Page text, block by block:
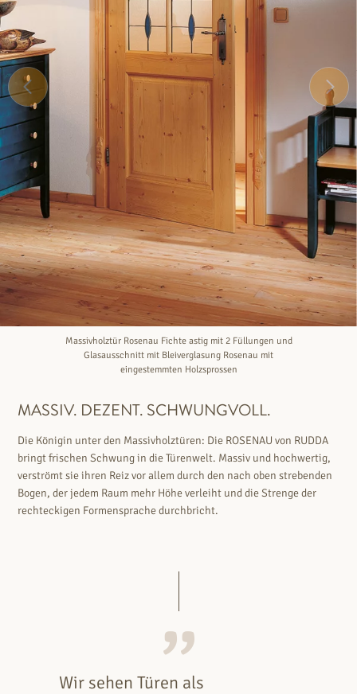
Massivholztür Rosenau Fichte astig mit 2 Füllungen und
Glasausschnitt mit Bleiverglasung Rosenau mit
eingestemmten Holzsprossen
MASSIV. DEZENT. SCHWUNGVOLL.
Die Königin unter den Massivholztüren: Die ROSENAU von RUDDA
bringt frischen Schwung in die Türenwelt. Massiv und hochwertig,
verströmt sie ihren Reiz vor allem durch den nach oben strebenden
Bogen, der jedem Raum mehr Höhe verleiht und die Strenge der
rechteckigen Formensprache durchbricht.
Wir sehen Türen als